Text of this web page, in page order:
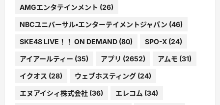
AMGエンタテインメント (26)
NBCユニバーサル・エンターテイメントジャパン (46)
SKE48 LIVE！！ ON DEMAND (80) SPO-X (24)
アイアールティー (35) アプリ (2652) アムモ (31)
イクオス (28) ウェブホスティング (24)
エヌアイシィ株式会社 (36) エレコム (34)